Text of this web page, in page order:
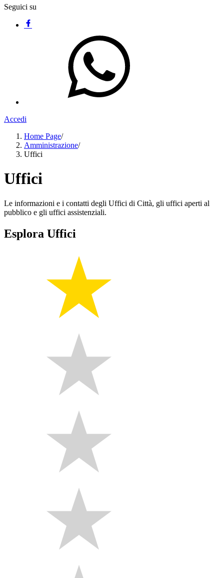
Seguici su
Accedi
Home Page/
Amministrazione/
Uffici
Uffici
Le informazioni e i contatti degli Uffici di Città, gli uffici aperti al
pubblico e gli uffici assistenziali.
Esplora Uffici